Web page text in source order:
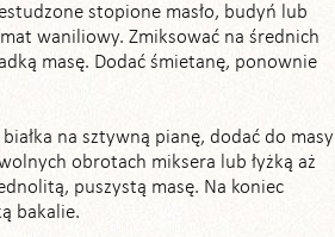
stopione masło, budyń lub
waniliowy. Zmiksować na średnich
masę. Dodać śmietanę, ponownie
na sztywną pianę, dodać do masy
obrotach miksera lub łyżką aż
puszystą masę. Na koniec
bakalie.